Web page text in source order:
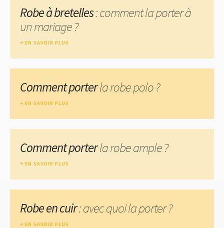
Robe à bretelles: comment la porter à
un mariage ?
EN SAVOIR PLUS
Comment porterla robe polo ?
EN SAVOIR PLUS
Comment porterla robe ample ?
EN SAVOIR PLUS
Robe en cuir: avec quoi la porter ?
EN SAVOIR PLUS